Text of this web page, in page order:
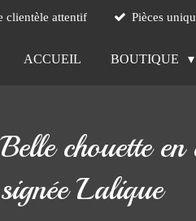
clientèle attentif Pièces
ACCUEIL BOUTIQUE
Belle chouette
signée Lalique